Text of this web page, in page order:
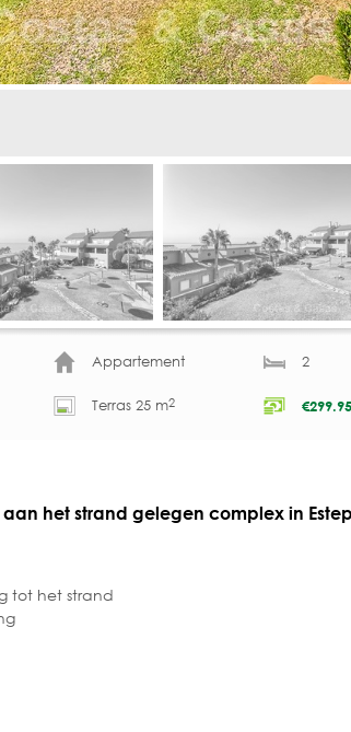
Appartement 2
Terras 25 m2 €
het strand gelegen complex in
tot het strand